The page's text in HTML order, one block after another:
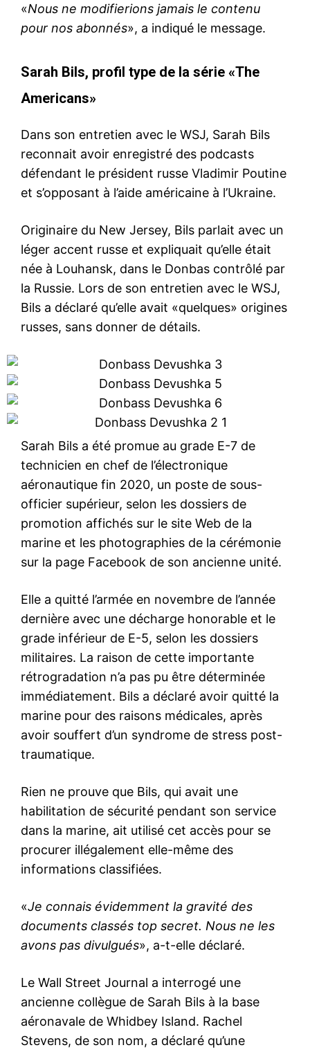
le1.ma
l'intelligence de
l'information
S'ABONNER MAINTENANT
Insight Publications
À propos
Nous contacter
«Nous ne modifierions jamais le contenu
pour nos abonnés», a indiqué le message.
Sarah Bils, profil type de la série «The
Americans»
Dans son entretien avec le WSJ, Sarah Bils
reconnait avoir enregistré des podcasts
défendant le président russe Vladimir Poutine
et s’opposant à l’aide américaine à l’Ukraine.
Originaire du New Jersey, Bils parlait avec un
léger accent russe et expliquait qu’elle était
née à Louhansk, dans le Donbas contrôlé par
la Russie. Lors de son entretien avec le WSJ,
Bils a déclaré qu’elle avait «quelques» origines
russes, sans donner de détails.
Sarah Bils a été promue au grade E-7 de
technicien en chef de l’électronique
aéronautique fin 2020, un poste de sous-
officier supérieur, selon les dossiers de
promotion affichés sur le site Web de la
marine et les photographies de la cérémonie
sur la page Facebook de son ancienne unité.
Elle a quitté l’armée en novembre de l’année
dernière avec une décharge honorable et le
grade inférieur de E-5, selon les dossiers
militaires. La raison de cette importante
rétrogradation n’a pas pu être déterminée
immédiatement. Bils a déclaré avoir quitté la
marine pour des raisons médicales, après
avoir souffert d’un syndrome de stress post-
traumatique.
Rien ne prouve que Bils, qui avait une
habilitation de sécurité pendant son service
dans la marine, ait utilisé cet accès pour se
procurer illégalement elle-même des
informations classifiées.
«Je connais évidemment la gravité des
documents classés top secret. Nous ne les
avons pas divulgués», a-t-elle déclaré.
Le Wall Street Journal a interrogé une
ancienne collègue de Sarah Bils à la base
aéronavale de Whidbey Island. Rachel
Stevens, de son nom, a déclaré qu’une